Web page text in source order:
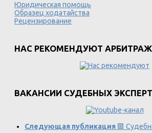
Юридическая помощь
Образец ходатайства
Рецензирование
НАС РЕКОМЕНДУЮТ
ВАКАНСИИ СУДЕБНЫХ
Следующая публикация 🟥